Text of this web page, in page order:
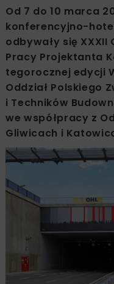
Od 7 do 10 marca
konferencyjno-
odbywały się
Pracy Projektanta
tegorocznej edycji
Oddział Polskiego
i Techników
we współpracy z
Gliwicach i